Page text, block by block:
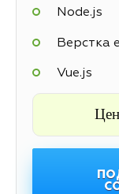
Node.js
Верстка
Vue.js